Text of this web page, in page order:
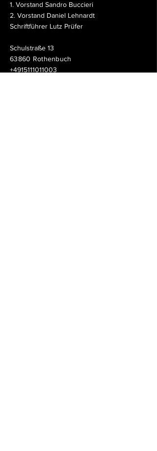
1. Vorstand Sandro Buccieri
2. Vorstand Daniel Lehnardt
Schriftführer Lutz Prüfer
Schulstraße 13
63860 Rothenbuch
+4915111011003